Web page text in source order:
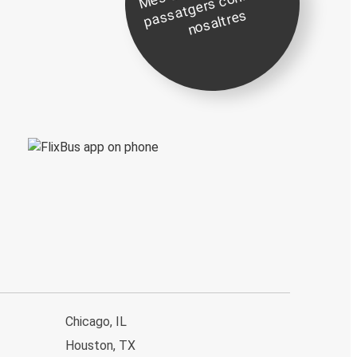
s
s
s
Chicago, IL
Houston, TX